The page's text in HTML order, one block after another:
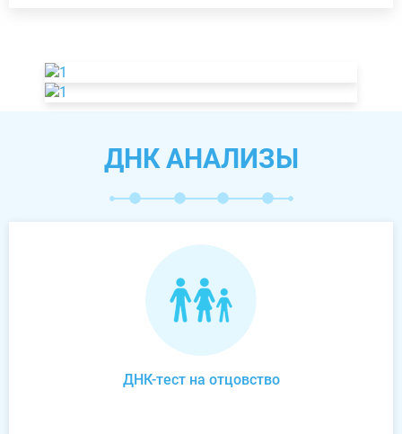
ДНК АНАЛИЗЫ
ДНК-тест на отцовство